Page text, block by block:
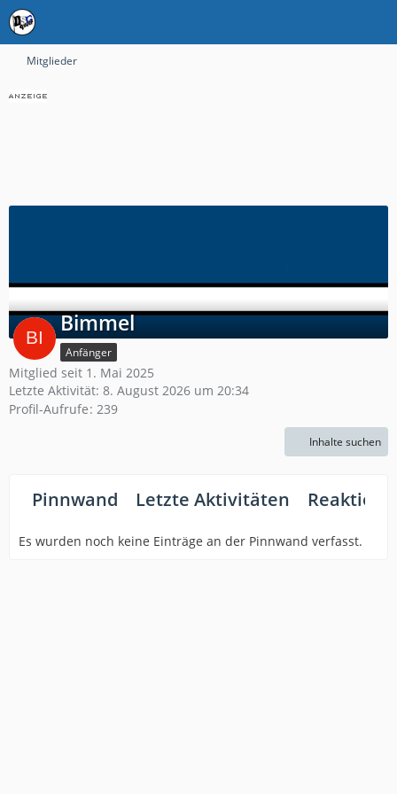
Mitglieder
Bimmel
Anfänger
Mitglied seit 1. Mai 2025
Letzte Aktivität: 8. August 2026 um 20:34
Profil-Aufrufe 239
Inhalte suchen
Pinnwand Letzte Aktivitäten
Es wurden noch keine Einträge an der Pinnwand verfasst.